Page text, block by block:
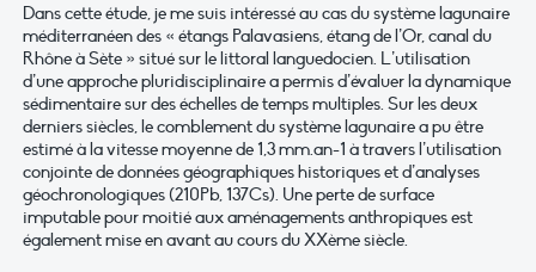
Dans cette étude, je me suis intéressé au cas du système lagunaire
méditerranéen des « étangs Palavasiens, étang de l’Or, canal du
Rhône à Sète » situé sur le littoral languedocien. L’utilisation
d’une approche pluridisciplinaire a permis d’évaluer la dynamique
sédimentaire sur des échelles de temps multiples. Sur les deux
derniers siècles, le comblement du système lagunaire a pu être
estimé à la vitesse moyenne de 1,3 mm.an-1 à travers l’utilisation
conjointe de données géographiques historiques et d’analyses
géochronologiques (210Pb, 137Cs). Une perte de surface
imputable pour moitié aux aménagements anthropiques est
également mise en avant au cours du XXème siècle.